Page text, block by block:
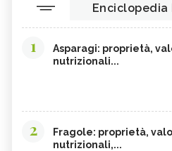
1
Asparagi: proprietà,
nutrizionali...
2
Fragole: proprietà,
nutrizionali,...